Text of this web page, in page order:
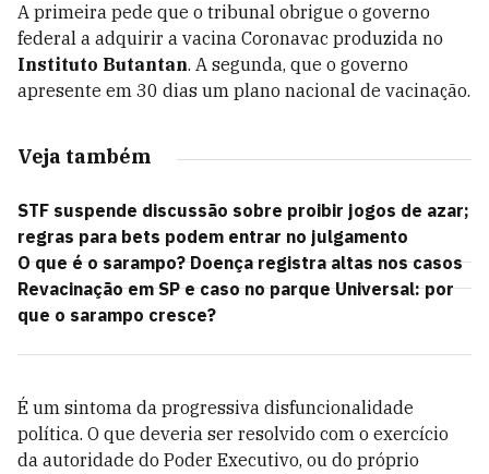
A primeira pede que o tribunal obrigue o governo
federal a adquirir a vacina Coronavac produzida no
Instituto Butantan. A segunda, que o governo
apresente em 30 dias um plano nacional de vacinação.
Veja também
STF suspende discussão sobre proibir jogos de azar;
regras para bets podem entrar no julgamento
O que é o sarampo? Doença registra altas nos casos
Revacinação em SP e caso no parque Universal: por
que o sarampo cresce?
É um sintoma da progressiva disfuncionalidade
política. O que deveria ser resolvido com o exercício
da autoridade do Poder Executivo, ou do próprio